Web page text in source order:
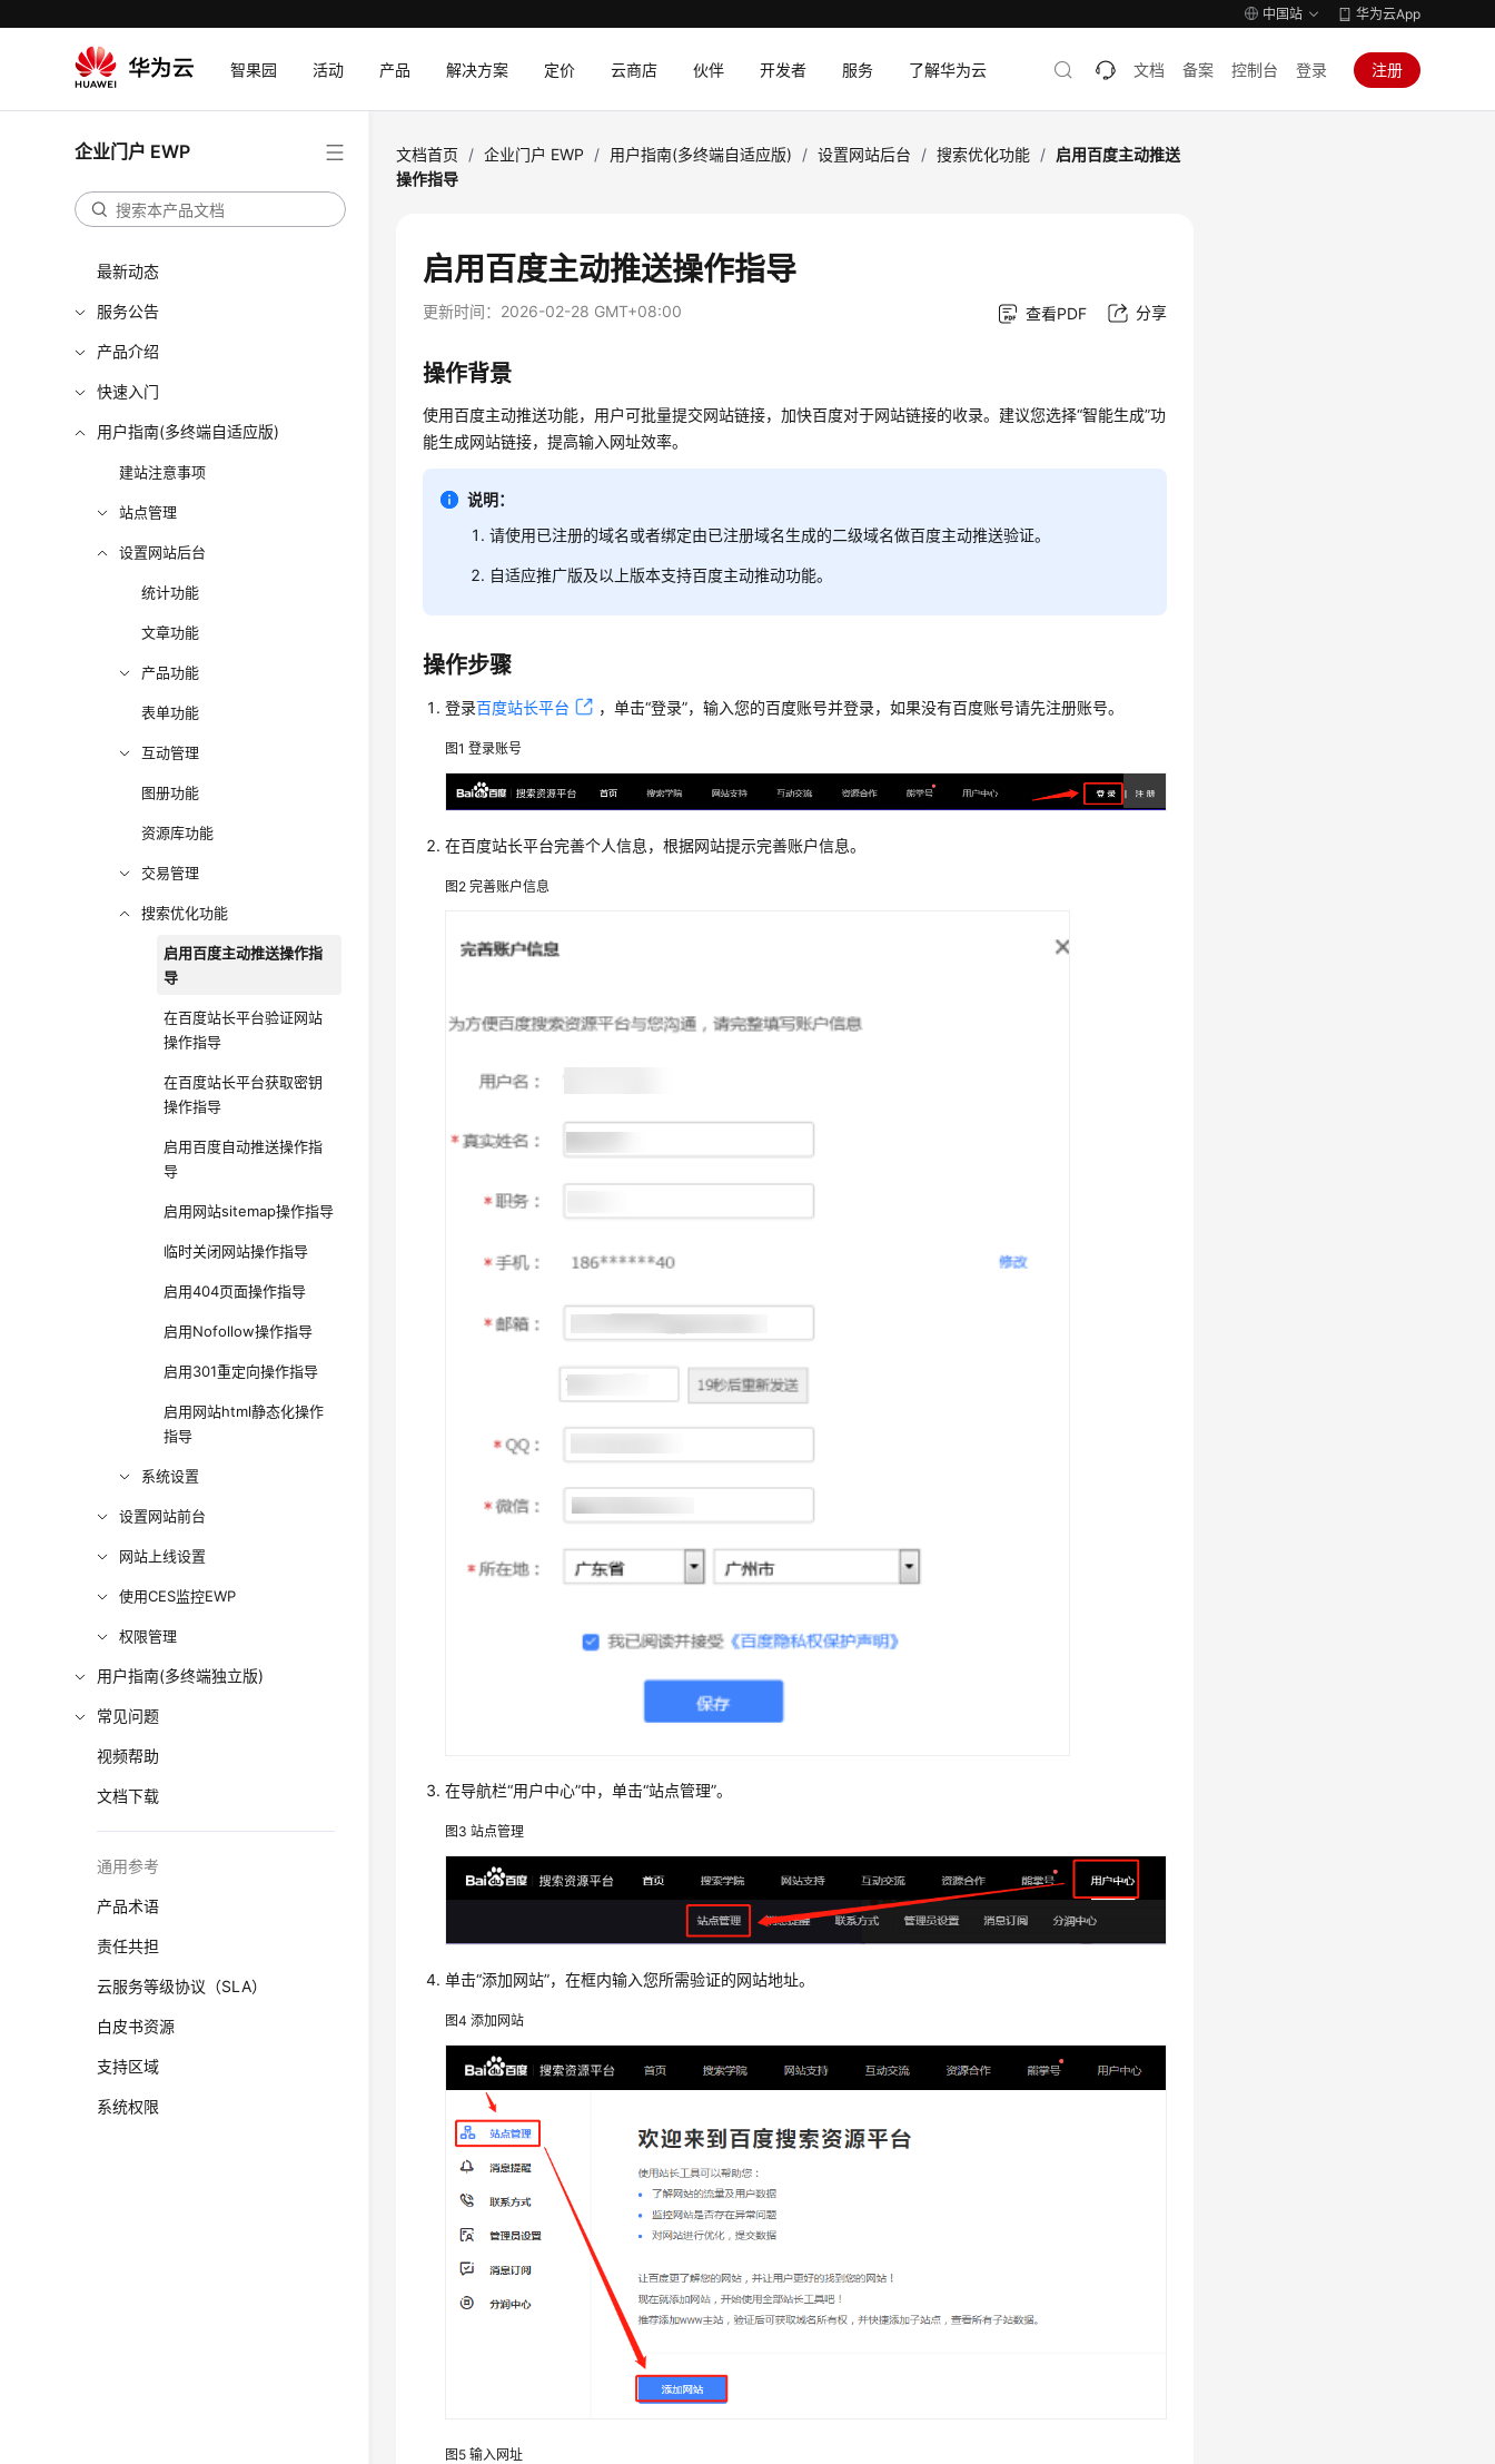
中国站 华为云App
智果园 活动 产品 解决方案 定价 云商店 伙伴 开发者 服务 了解华为云 文档 备案 控制台 登录 注册
企业门户 EWP
最新动态
服务公告
产品介绍
快速入门
用户指南(多终端自适应版)
建站注意事项
站点管理
设置网站后台
统计功能
文章功能
产品功能
表单功能
互动管理
图册功能
资源库功能
交易管理
搜索优化功能
启用百度主动推送操作指
导
在百度站长平台验证网站
操作指导
在百度站长平台获取密钥
操作指导
启用百度自动推送操作指
导
启用网站sitemap操作指导
临时关闭网站操作指导
启用404页面操作指导
启用Nofollow操作指导
启用301重定向操作指导
启用网站html静态化操作
指导
系统设置
设置网站前台
网站上线设置
使用CES监控EWP
权限管理
用户指南(多终端独立版)
常见问题
视频帮助
文档下载
通用参考
产品术语
责任共担
云服务等级协议（SLA）
白皮书资源
支持区域
系统权限
文档首页 / 企业门户 EWP / 用户指南(多终端自适应版) / 设置网站后台 / 搜索优化功能 / 启用百度主动推送
操作指导
启用百度主动推送操作指导
更新时间： 2026-02-28 GMT+08:00 查看PDF 分享
操作背景
使用百度主动推送功能，用户可批量提交网站链接，加快百度对于网站链接的收录。建议您选择“智能生成”功
能生成网站链接，提高输入网址效率。
说明：
请使用已注册的域名或者绑定由已注册域名生成的二级域名做百度主动推送验证。
自适应推广版及以上版本支持百度主动推动功能。
操作步骤
登录百度站长平台 ，单击“登录”，输入您的百度账号并登录，如果没有百度账号请先注册账号。
图1登录账号
在百度站长平台完善个人信息，根据网站提示完善账户信息。
图2完善账户信息
在导航栏“用户中心”中，单击“站点管理”。
图3站点管理
单击“添加网站”，在框内输入您所需验证的网站地址。
图4添加网站
图5输入网址